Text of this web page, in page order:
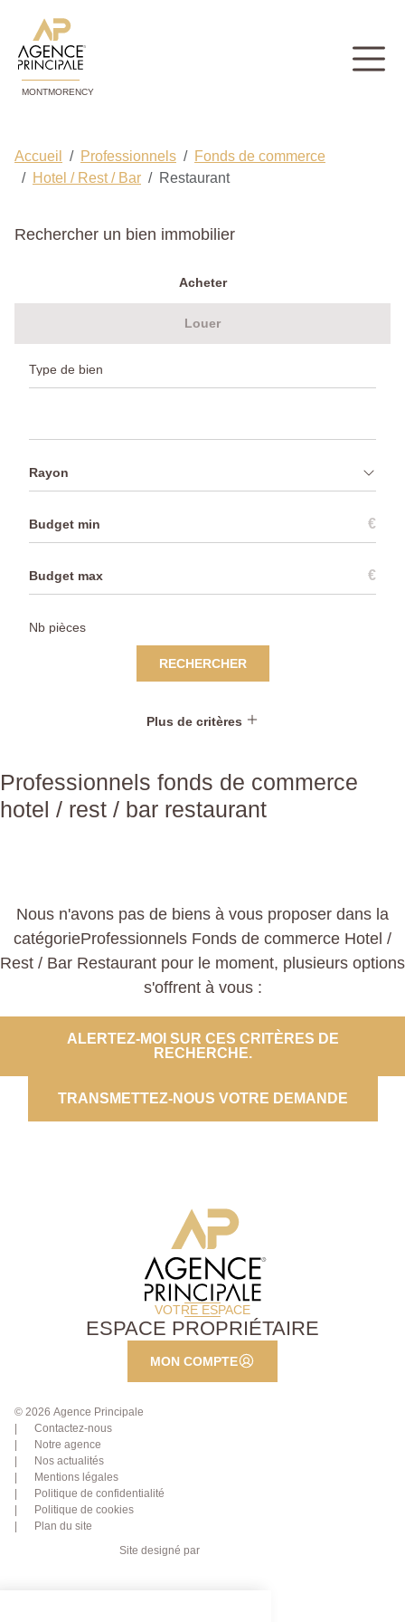
MONTMORENCY
Accueil Professionnels
Fonds de commerce
Hotel / Rest / Bar
Restaurant
Rechercher un bien immobilier
Acheter
Louer
Rayon
€
€
RECHERCHER
Plus de critères
Professionnels fonds de commerce
hotel / rest / bar restaurant
Nous n'avons pas de biens à vous proposer dans la
catégorieProfessionnels Fonds de commerce Hotel /
Rest / Bar Restaurant pour le moment, plusieurs options
s'offrent à vous :
ALERTEZ-MOI SUR CES CRITÈRES DE
RECHERCHE.
TRANSMETTEZ-NOUS VOTRE DEMANDE
VOTRE ESPACE
ESPACE PROPRIÉTAIRE
MON COMPTE
© 2026 Agence Principale
Contactez-nous
Notre agence
Nos actualités
Mentions légales
Politique de confidentialité
Politique de cookies
Plan du site
Site designé par